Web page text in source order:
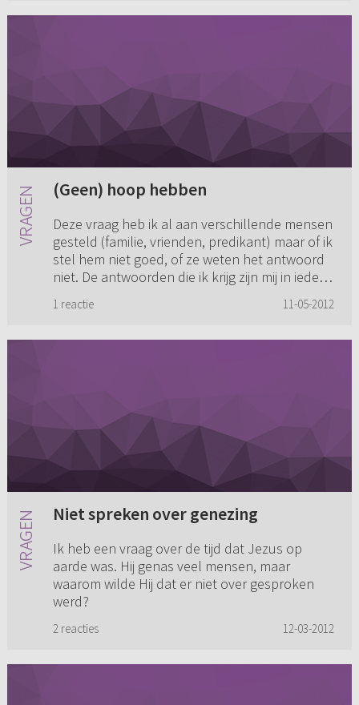
(Geen) hoop hebben
Deze vraag heb ik al aan verschillende mensen
gesteld (familie, vrienden, predikant) maar of ik
stel hem niet goed, of ze weten het antwoord
niet. De antwoorden die ik krijg zijn mij in ieder
1 reactie 11-05-2012
Niet spreken over genezing
Ik heb een vraag over de tijd dat Jezus op
aarde was. Hij genas veel mensen, maar
waarom wilde Hij dat er niet over gesproken
werd?
2 reacties 12-03-2012